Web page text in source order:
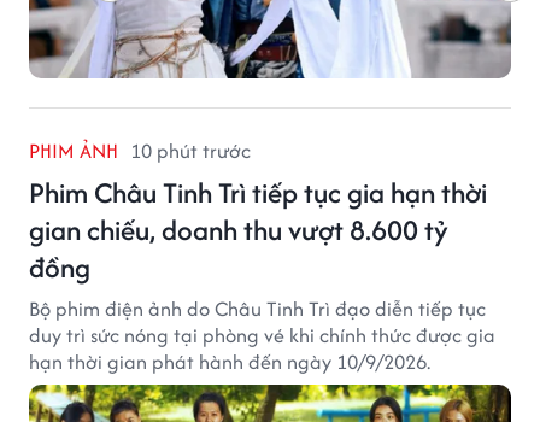
PHIM ẢNH 10 phút trước
Phim Châu Tinh Trì tiếp tục gia hạn thời
gian chiếu, doanh thu vượt 8.600 tỷ
đồng
Bộ phim điện ảnh do Châu Tinh Trì đạo diễn tiếp tục
duy trì sức nóng tại phòng vé khi chính thức được gia
hạn thời gian phát hành đến ngày 10/9/2026.